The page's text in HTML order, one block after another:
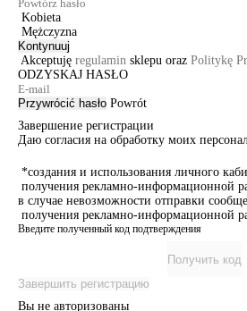
Kobieta
Mężczyzna
Kontynuuj
Akceptuję regulamin sklepu oraz Politykę
ODZYSKAJ HASŁO
Przywrócić hasło Powrót
Завершение регистрации
Даю согласия на обработку моих
*создания и использования личного
получения рекламно-информационной
в случае невозможности отправки
получения рекламно-информационной
Введите полученный код подтверждения
Получить код
Завершить регистрацию
Вы не авторизованы